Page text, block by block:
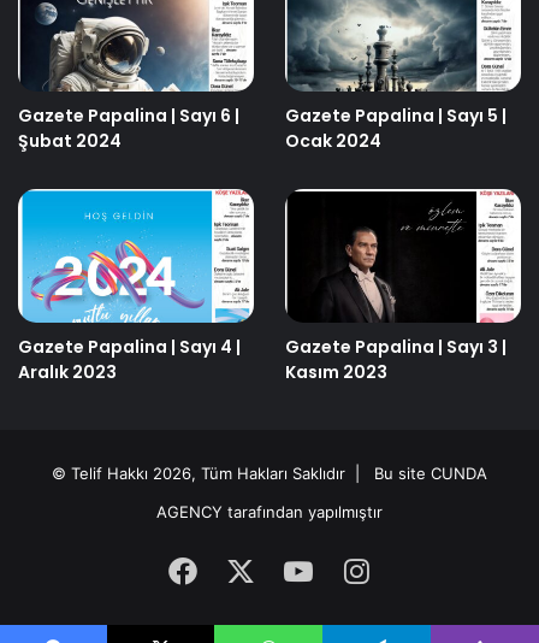
Gazete Papalina | Sayı 6 |
Şubat 2024
Gazete Papalina | Sayı 5 |
Ocak 2024
Gazete Papalina | Sayı 4 |
Aralık 2023
Gazete Papalina | Sayı 3 |
Kasım 2023
© Telif Hakkı 2026, Tüm Hakları Saklıdır | Bu site CUNDA
AGENCY tarafından yapılmıştır
FacebookYouTubeInstagram